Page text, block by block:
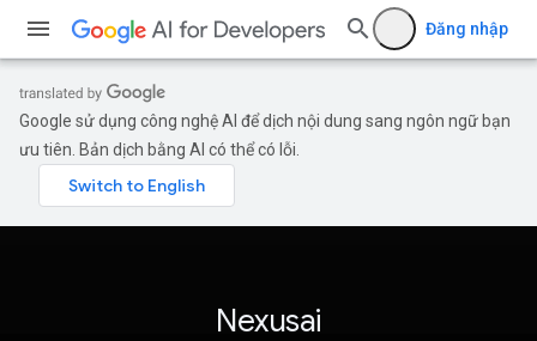
Đăng nhập
Google sử dụng công nghệ AI để dịch nội dung sang ngôn ngữ bạn
ưu tiên. Bản dịch bằng AI có thể có lỗi.
Nexusai